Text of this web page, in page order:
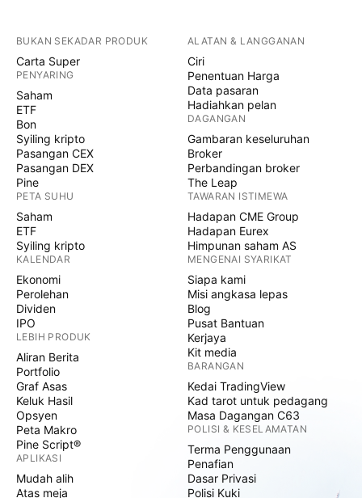
BUKAN SEKADAR PRODUK
Carta Super
PENYARING
Saham
ETF
Bon
Syiling kripto
Pasangan CEX
Pasangan DEX
Pine
PETA SUHU
Saham
ETF
Syiling kripto
KALENDAR
Ekonomi
Perolehan
Dividen
IPO
LEBIH PRODUK
Aliran Berita
Portfolio
Graf Asas
Keluk Hasil
Opsyen
Peta Makro
Pine Script®
APLIKASI
Mudah alih
Atas meja
ALATAN & LANGGANAN
Ciri
Penentuan Harga
Data pasaran
Hadiahkan pelan
DAGANGAN
Gambaran keseluruhan
Broker
Perbandingan broker
The Leap
TAWARAN ISTIMEWA
Hadapan CME Group
Hadapan Eurex
Himpunan saham AS
MENGENAI SYARIKAT
Siapa kami
Misi angkasa lepas
Blog
Pusat Bantuan
Kerjaya
Kit media
BARANGAN
Kedai TradingView
Kad tarot untuk pedagang
Masa Dagangan C63
POLISI & KESELAMATAN
Terma Penggunaan
Penafian
Dasar Privasi
Polisi Kuki